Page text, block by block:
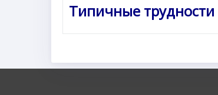
Типичные